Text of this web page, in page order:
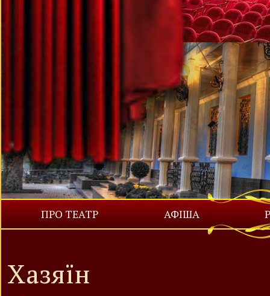
ПРО ТЕАТР АФІША
Хазяїн